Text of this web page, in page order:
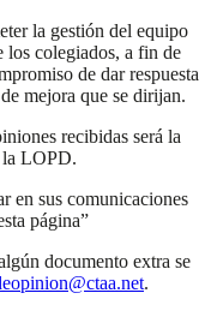
la gestión del equipo
los colegiados, a fin de
de dar respuesta
mejora que se dirijan.
recibidas será la
la LOPD.
en sus comunicaciones
página”
documento extra se
.